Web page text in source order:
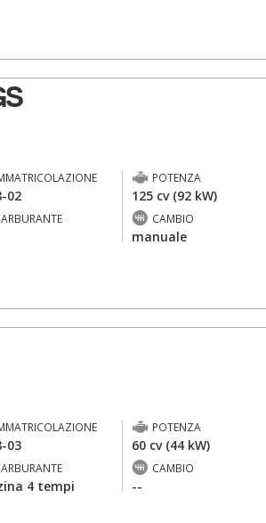
02
POTENZA
125 cv (92 kW)
CAMBIO
manuale
03
POTENZA
60 cv (44 kW)
4 tempi
CAMBIO
--